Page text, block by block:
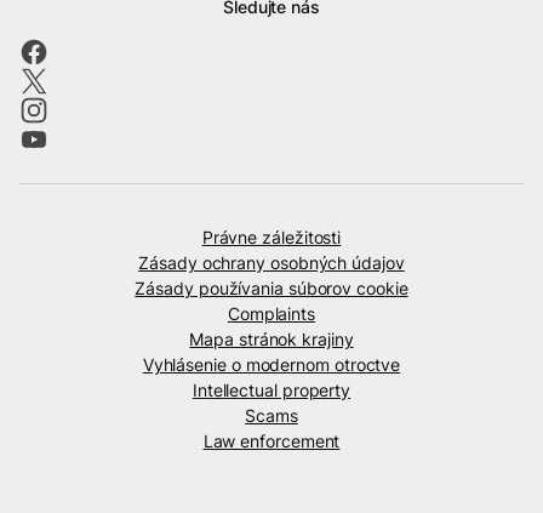
Sledujte nás
Právne záležitosti
Zásady ochrany osobných údajov
Zásady používania súborov cookie
Complaints
Mapa stránok krajiny
Vyhlásenie o modernom otroctve
Intellectual property
Scams
Law enforcement